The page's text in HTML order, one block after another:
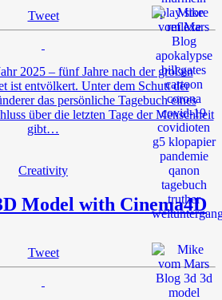
Tweet
2025 – fünf Jahre nach der großen
ist entvölkert. Unter dem Schutt der
das persönliche Tagebuch eines
über die letzten Tage der Menschheit
gibt…
Creativity
Model with Cinema4D
Tweet